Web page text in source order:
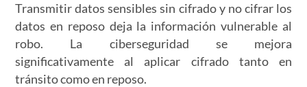
Transmitir datos sensibles sin cifrado y no cifrar los
datos en reposo deja la información vulnerable al
robo. La ciberseguridad se mejora
significativamente al aplicar cifrado tanto en
tránsito como en reposo.